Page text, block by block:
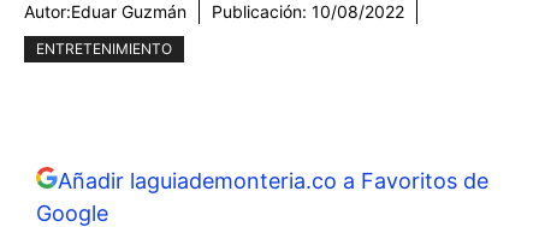
Autor:Eduar Guzmán Publicación: 10/08/2022
ENTRETENIMIENTO
Añadir laguiademonteria.co a Favoritos de
Google